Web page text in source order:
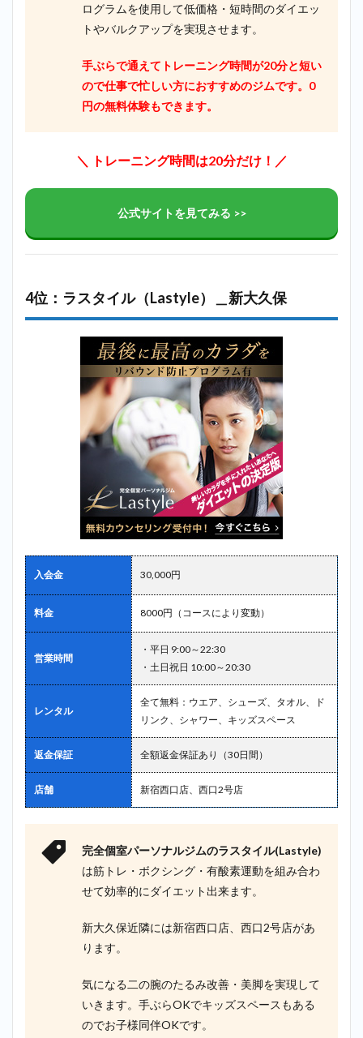
ログラムを使用して低価格・短時間のダイエッ
トやバルクアップを実現させます。
手ぶらで通えてトレーニング時間が20分と短い
ので仕事で忙しい方におすすめのジムです。0
円の無料体験もできます。
＼ トレーニング時間は20分だけ！／
公式サイトを見てみる >>
4位：ラスタイル（Lastyle）＿新大久保
入会金 30,000円
料金 8000円（コースにより変動）
営業時間
・平日 9:00～22:30
・土日祝日 10:00～20:30
レンタル
全て無料：ウエア、シューズ、タオル、ド
リンク、シャワー、キッズスペース
返金保証 全額返金保証あり（30日間）
店舗 新宿西口店、西口2号店
完全個室パーソナルジムのラスタイル(Lastyle)
は筋トレ・ボクシング・有酸素運動を組み合わ
せて効率的にダイエット出来ます。
新大久保近隣には新宿西口店、西口2号店があ
ります。
気になる二の腕のたるみ改善・美脚を実現して
いきます。手ぶらOKでキッズスペースもある
のでお子様同伴OKです。